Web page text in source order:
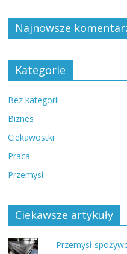
Najnowsze
Kategorie
Bez kategorii
Biznes
Ciekawostki
Praca
Przemysł
Ciekawsze artykuły
Przemysł